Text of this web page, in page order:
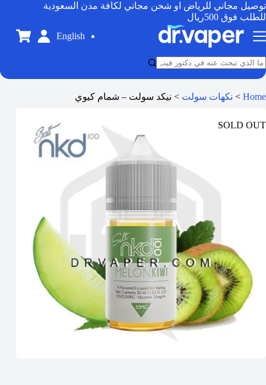
توصيل مجاني للرياض او شحن مجاني لكافة مدن السعودية
للطلب فوق 500ريال
English
Home
> نكهات سولت > نيكد سولت – شمام كيوي
SOLD OUT